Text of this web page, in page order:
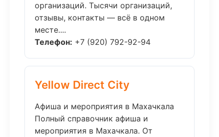
организаций. Тысячи организаций,
отзывы, контакты — всё в одном
месте....
Телефон: +7 (920) 792-92-94
Yellow Direct City
Афиша и мероприятия в Махачкала
Полный справочник афиша и
мероприятия в Махачкала. От